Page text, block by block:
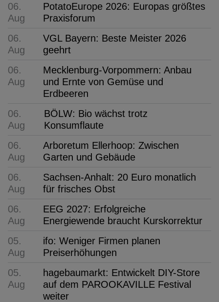
06.
Aug
PotatoEurope 2026: Europas größtes
Praxisforum
06.
Aug
VGL Bayern: Beste Meister 2026
geehrt
06.
Aug
Mecklenburg-Vorpommern: Anbau
und Ernte von Gemüse und
Erdbeeren
06.
Aug
BÖLW: Bio wächst trotz
Konsumflaute
06.
Aug
Arboretum Ellerhoop: Zwischen
Garten und Gebäude
06.
Aug
Sachsen-Anhalt: 20 Euro monatlich
für frisches Obst
06.
Aug
EEG 2027: Erfolgreiche
Energiewende braucht Kurskorrektur
05.
Aug
ifo: Weniger Firmen planen
Preiserhöhungen
05.
Aug
hagebaumarkt: Entwickelt DIY-Store
auf dem PAROOKAVILLE Festival
weiter